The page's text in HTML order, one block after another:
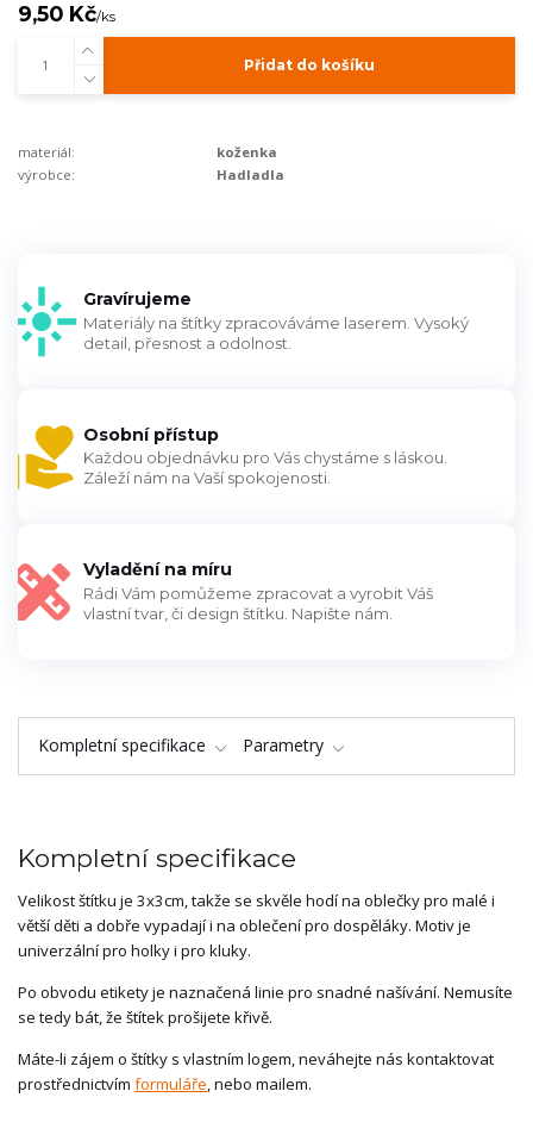
9,50 Kč/ks
Přidat do košíku
materiál:
koženka
výrobce:
Hadladla
Gravírujeme
Materiály na štítky zpracováváme laserem. Vysoký
detail, přesnost a odolnost.
Osobní přístup
Každou objednávku pro Vás chystáme s láskou.
Záleží nám na Vaší spokojenosti.
Vyladění na míru
Rádi Vám pomůžeme zpracovat a vyrobit Váš
vlastní tvar, či design štítku. Napište nám.
Kompletní specifikace Parametry
Kompletní specifikace
Velikost štítku je 3x3cm, takže se skvěle hodí na oblečky pro malé i
větší děti a dobře vypadají i na oblečení pro dospěláky. Motiv je
univerzální pro holky i pro kluky.
Po obvodu etikety je naznačená linie pro snadné našívání. Nemusíte
se tedy bát, že štítek prošijete křivě.
Máte-li zájem o štítky s vlastním logem, neváhejte nás kontaktovat
prostřednictvím formuláře, nebo mailem.